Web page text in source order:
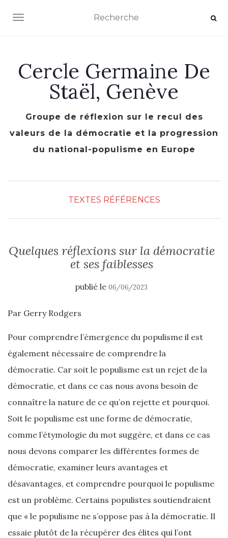
AFFICHER/MASQUER LA NAVIGATION
Cercle Germaine De
Staël, Genève
Groupe de réflexion sur le recul des
valeurs de la démocratie et la progression
du national-populisme en Europe
TEXTES RÉFÉRENCES
Quelques réflexions sur la démocratie
et ses faiblesses
publié le 06/06/2023
Par Gerry Rodgers
Pour comprendre l’émergence du populisme il est
également nécessaire de comprendre la
démocratie. Car soit le populisme est un rejet de la
démocratie, et dans ce cas nous avons besoin de
connaître la nature de ce qu’on rejette et pourquoi.
Soit le populisme est une forme de démocratie,
comme l’étymologie du mot suggère, et dans ce cas
nous devons comparer les différentes formes de
démocratie, examiner leurs avantages et
désavantages, et comprendre pourquoi le populisme
est un problème. Certains populistes soutiendraient
que « le populisme ne s’oppose pas à la démocratie. Il
essaie plutôt de la récupérer des élites qui l’ont